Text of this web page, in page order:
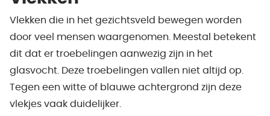
Vlekken die in het gezichtsveld bewegen worden
door veel mensen waargenomen. Meestal betekent
dit dat er troebelingen aanwezig zijn in het
glasvocht. Deze troebelingen vallen niet altijd op.
Tegen een witte of blauwe achtergrond zijn deze
vlekjes vaak duidelijker.